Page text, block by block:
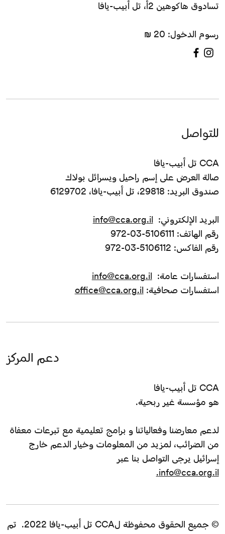
تسادوق هاكوهين 2أ، تل أبيب-يافا
رسوم الدخول: 20 ₪
© جميع الحقوق محفوظة لCCA تل أبيب-يافا 2022. تم
للتواصل
CCA تل أبيب-يافا
صالة العرض على إسم راحيل ويسرائل بولاك
صندوق البريد: 29818، تل أبيب-يافا، 6129702
البريد الإلكتروني: info@cca.org.il
رقم الهاتف: 5106111-03-972
رقم الفاكس: 5106112-03-972
استفسارات عامة: info@cca.org.il
استفسارات صحافية: office@cca.org.il
دعم المركز
CCA تل أبيب-يافا
هو مؤسسة غير ربحية.
لدعم معارضنا وفعالياتنا و برامج تعليمية مع تبرعات معفاة
من الضرائب، لمزيد من المعلومات وخيار الدعم خارج
إسرائيل يرجى التواصل بنا عبر
info@cca.org.il.